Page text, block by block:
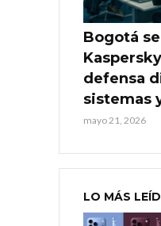
Bogotá
defensa
sistemas
mayo 21, 2026
LO MÁS